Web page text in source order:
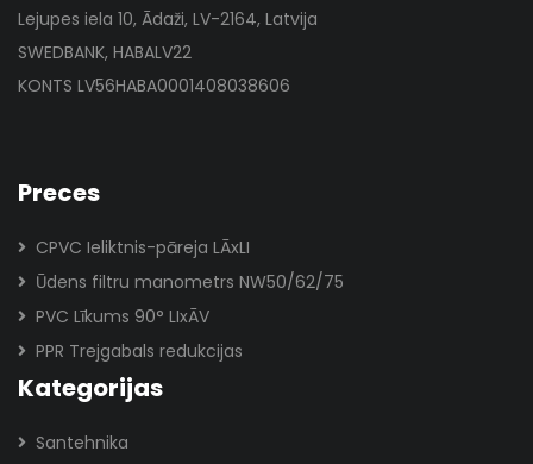
Lejupes iela 10, Ādaži, LV-2164, Latvija
SWEDBANK, HABALV22
KONTS LV56HABA0001408038606
Preces
CPVC Ieliktnis-pāreja LĀxLI
Ūdens filtru manometrs NW50/62/75
PVC Līkums 90° LIxĀV
PPR Trejgabals redukcijas
Kategorijas
Santehnika